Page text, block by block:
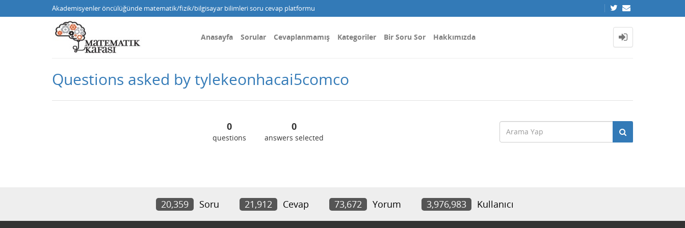
Akademisyenler öncülüğünde matematik/fizik/bilgisayar bilimleri soru cevap platformu
Anasayfa Sorular Cevaplanmamış Kategoriler Bir Soru Sor Hakkımızda
Questions asked by tylekeonhacai5comco
0
questions
0
answers selected
20,359 Soru 21,912 Cevap 73,672 Yorum 3,976,983 Kullanıcı